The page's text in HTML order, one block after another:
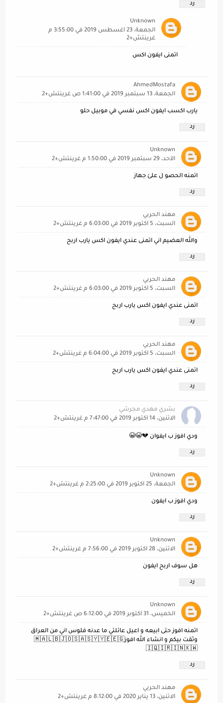
رد
Unknown
الجمعة، 23 أغسطس 2019 في 3:55:00 م
غرينتش+2
اتمنى ايفون اكس
AhmedMostafa
الجمعة، 13 سبتمبر 2019 في 1:41:00 ص غرينتش+2
يارب اكسب ايفون اكس نفسي في موبيل حلو
رد
Unknown
الأحد، 29 سبتمبر 2019 في 1:50:00 م غرينتش+2
اتمنه الحصو ل علئ جهاز
رد
مهند الحربي
السبت، 5 أكتوبر 2019 في 6:03:00 م غرينتش+2
والله العضيم اني اتمنى عندي ايفون اكس يارب اربح
رد
مهند الحربي
السبت، 5 أكتوبر 2019 في 6:03:00 م غرينتش+2
اتمنى عندي ايفون اكس يارب اربح
رد
مهند الحربي
السبت، 5 أكتوبر 2019 في 6:04:00 م غرينتش+2
اتمنى عندي ايفون اكس يارب اربح
رد
بشري مهدي مجرشي
الاثنين، 14 أكتوبر 2019 في 7:47:00 م غرينتش+2
ودي افوز ب ايفوان 💔😭😭
رد
Unknown
الجمعة، 25 أكتوبر 2019 في 2:25:00 م غرينتش+2
ودي افوز ب ايفون
رد
Unknown
الاثنين، 28 أكتوبر 2019 في 7:56:00 م غرينتش+2
هل سوف اربح ايفون
رد
Unknown
الخميس، 31 أكتوبر 2019 في 6:12:00 ص غرينتش+2
اتمنه افوز حتى ابيعه و اعيل عائلتي ما عدنه فلوس اني من العراق
وثقت بيكم و انشاء الله افوز🇲🇦🇱🇧🇯🇴🇸🇦🇸🇾🇾🇪🇪🇬
🇮🇶🇮🇷🇮🇳🇰🇼
رد
مهند الحربي
الاثنين، 13 يناير 2020 في 8:12:00 م غرينتش+2